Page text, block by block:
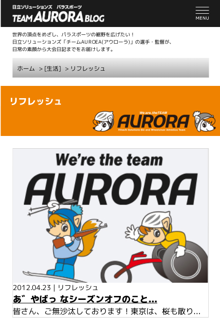
世界の頂点をめざし、パラスポーツの裾野を広げたい！
日立ソリューションズ「チームAUROEA(アウローラ)」の選手・監督が、
日常の素顔から大会日記までをお届けします。
ホーム > [生活] > リフレッシュ
本
リフレッシュ
2012.04.23 | リフレッシュ
あ゛やばっ なシーズンオフのこと...
皆さん、ご無沙汰しております！東京は、桜も散り...